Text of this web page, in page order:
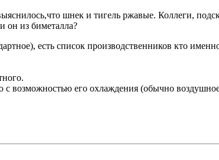
шнек и тигель ржавые. Коллеги,
он из биметалла?
есть список производственников кто
с возможностью его охлаждения (обычно